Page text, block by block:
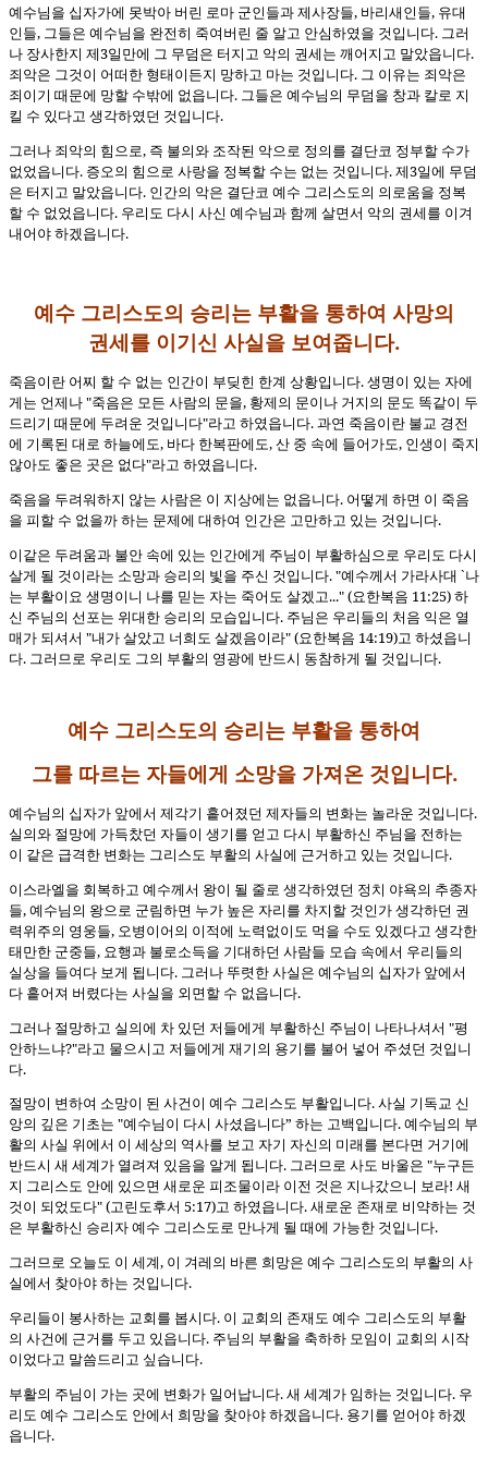
예수님을 십자가에 못박아 버린 로마 군인들과 제사장들, 바리새인들, 유대
인들, 그들은 예수님을 완전히 죽여버린 줄 알고 안심하였을 것입니다. 그러
나 장사한지 제3일만에 그 무덤은 터지고 악의 권세는 깨어지고 말았읍니다.
죄악은 그것이 어떠한 형태이든지 망하고 마는 것입니다. 그 이유는 죄악은
죄이기 때문에 망할 수밖에 없읍니다. 그들은 예수님의 무덤을 창과 칼로 지
킬 수 있다고 생각하였던 것입니다.
그러나 죄악의 힘으로, 즉 불의와 조작된 악으로 정의를 결단코 정부할 수가
없었읍니다. 증오의 힘으로 사랑을 정복할 수는 없는 것입니다. 제3일에 무덤
은 터지고 말았읍니다. 인간의 악은 결단코 예수 그리스도의 의로움을 정복
할 수 없었읍니다. 우리도 다시 사신 예수님과 함께 살면서 악의 권세를 이겨
내어야 하겠읍니다.
예수 그리스도의 승리는 부활을 통하여 사망의
권세를 이기신 사실을 보여줍니다.
죽음이란 어찌 할 수 없는 인간이 부딪힌 한계 상황입니다. 생명이 있는 자에
게는 언제나 "죽음은 모든 사람의 문을, 황제의 문이나 거지의 문도 똑같이 두
드리기 때문에 두려운 것입니다"라고 하였읍니다. 과연 죽음이란 불교 경전
에 기록된 대로 하늘에도, 바다 한복판에도, 산 중 속에 들어가도, 인생이 죽지
않아도 좋은 곳은 없다"라고 하였읍니다.
죽음을 두려워하지 않는 사람은 이 지상에는 없읍니다. 어떻게 하면 이 죽음
을 피할 수 없을까 하는 문제에 대하여 인간은 고만하고 있는 것입니다.
이같은 두려움과 불안 속에 있는 인간에게 주님이 부활하심으로 우리도 다시
살게 될 것이라는 소망과 승리의 빛을 주신 것입니다. "예수께서 가라사대 `나
는 부활이요 생명이니 나를 믿는 자는 죽어도 살겠고..." (요한복음 11:25) 하
신 주님의 선포는 위대한 승리의 모습입니다. 주님은 우리들의 처음 익은 열
매가 되셔서 "내가 살았고 너희도 살겠음이라" (요한복음 14:19)고 하셨읍니
다. 그러므로 우리도 그의 부활의 영광에 반드시 동참하게 될 것입니다.
예수 그리스도의 승리는 부활을 통하여
그를 따르는 자들에게 소망을 가져온 것입니다.
예수님의 십자가 앞에서 제각기 흩어졌던 제자들의 변화는 놀라운 것입니다.
실의와 절망에 가득찼던 자들이 생기를 얻고 다시 부활하신 주님을 전하는
이 같은 급격한 변화는 그리스도 부활의 사실에 근거하고 있는 것입니다.
이스라엘을 회복하고 예수께서 왕이 될 줄로 생각하였던 정치 야욕의 추종자
들, 예수님의 왕으로 군림하면 누가 높은 자리를 차지할 것인가 생각하던 권
력위주의 영웅들, 오병이어의 이적에 노력없이도 먹을 수도 있겠다고 생각한
태만한 군중들, 요행과 불로소득을 기대하던 사람들 모습 속에서 우리들의
실상을 들여다 보게 됩니다. 그러나 뚜렷한 사실은 예수님의 십자가 앞에서
다 흩어져 버렸다는 사실을 외면할 수 없읍니다.
그러나 절망하고 실의에 차 있던 저들에게 부활하신 주님이 나타나셔서 "평
안하느냐?"라고 물으시고 저들에게 재기의 용기를 불어 넣어 주셨던 것입니
다.
절망이 변하여 소망이 된 사건이 예수 그리스도 부활입니다. 사실 기독교 신
앙의 깊은 기초는 "예수님이 다시 사셨읍니다” 하는 고백입니다. 예수님의 부
활의 사실 위에서 이 세상의 역사를 보고 자기 자신의 미래를 본다면 거기에
반드시 새 세계가 열려져 있음을 알게 됩니다. 그러므로 사도 바울은 "누구든
지 그리스도 안에 있으면 새로운 피조물이라 이전 것은 지나갔으니 보라! 새
것이 되었도다" (고린도후서 5:17)고 하였읍니다. 새로운 존재로 비약하는 것
은 부활하신 승리자 예수 그리스도로 만나게 될 때에 가능한 것입니다.
그러므로 오늘도 이 세계, 이 겨레의 바른 희망은 예수 그리스도의 부활의 사
실에서 찾아야 하는 것입니다.
우리들이 봉사하는 교회를 봅시다. 이 교회의 존재도 예수 그리스도의 부활
의 사건에 근거를 두고 있읍니다. 주님의 부활을 축하하 모임이 교회의 시작
이었다고 말씀드리고 싶습니다.
부활의 주님이 가는 곳에 변화가 일어납니다. 새 세계가 임하는 것입니다. 우
리도 예수 그리스도 안에서 희망을 찾아야 하겠읍니다. 용기를 얻어야 하겠
읍니다.